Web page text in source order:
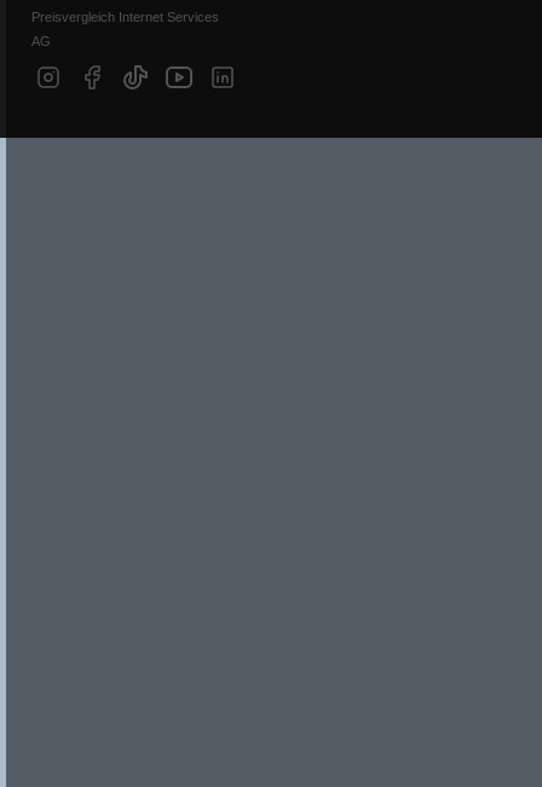
Preisvergleich Internet Services
AG